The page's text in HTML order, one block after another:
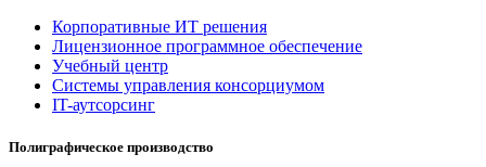
Корпоративные ИТ решения
Лицензионное программное обеспечение
Учебный центр
Системы управления консорциумом
IT-аутсорсинг
Полиграфическое производство